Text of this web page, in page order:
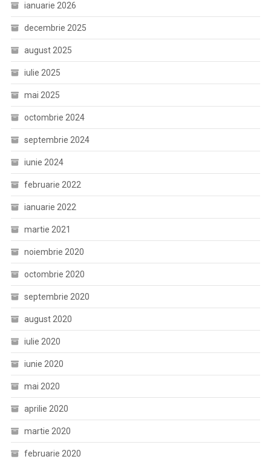
ianuarie 2026
decembrie 2025
august 2025
iulie 2025
mai 2025
octombrie 2024
septembrie 2024
iunie 2024
februarie 2022
ianuarie 2022
martie 2021
noiembrie 2020
octombrie 2020
septembrie 2020
august 2020
iulie 2020
iunie 2020
mai 2020
aprilie 2020
martie 2020
februarie 2020